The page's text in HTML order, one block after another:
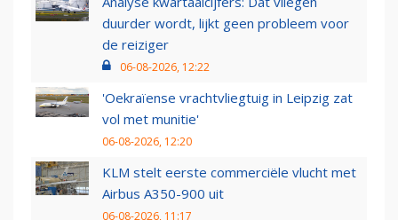
duurder wordt, lijkt geen probleem voor
de reiziger
06-08-2026, 12:22
'Oekraïense vrachtvliegtuig in Leipzig zat
vol met munitie'
06-08-2026, 12:20
KLM stelt eerste commerciële vlucht met
Airbus A350-900 uit
06-08-2026, 11:17